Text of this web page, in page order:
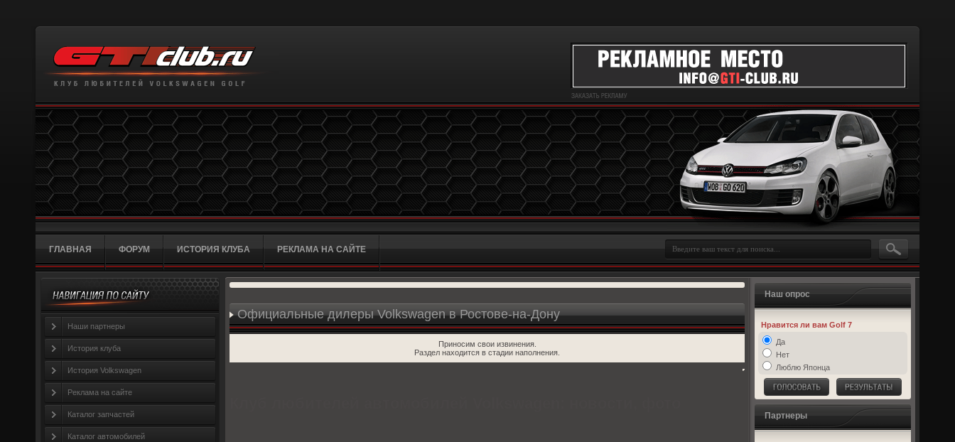
ГЛАВНАЯ ФОРУМ ИСТОРИЯ КЛУБА РЕКЛАМА НА САЙТЕ
Наши партнеры
История клуба
История Volkswagen
Реклама на сайте
Каталог запчастей
Каталог автомобилей
Наш опрос
Нравится ли вам Golf 7
Да
Нет
Люблю Японца
Партнеры
Официальные дилеры Volkswagen в Ростове-на-Дону
Приносим свои извинения.
Раздел находится в стадии наполнения.